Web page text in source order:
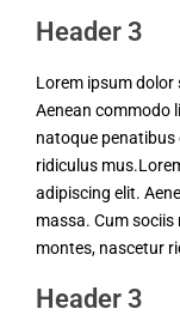
Header 3
Lorem ipsum dolor
Aenean commodo
natoque
ridiculus
adipiscing elit.
massa. Cum
montes, nascetur
Header 3